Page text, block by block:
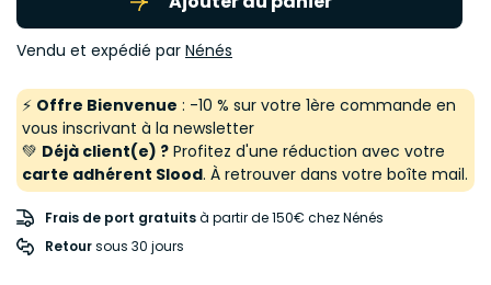
Vendu et expédié par Nénés
⚡ Offre Bienvenue : -10 % sur votre 1ère commande en
vous inscrivant à la newsletter
💚 Déjà client(e) ? Profitez d'une réduction avec votre
carte adhérent Slood. À retrouver dans votre boîte mail.
Frais de port gratuitsà partir de 150€ chez Nénés
Retour sous 30 jours